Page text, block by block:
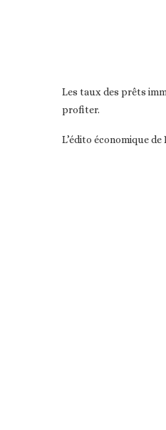
Les taux des prêts
profiter.
L’édito économique